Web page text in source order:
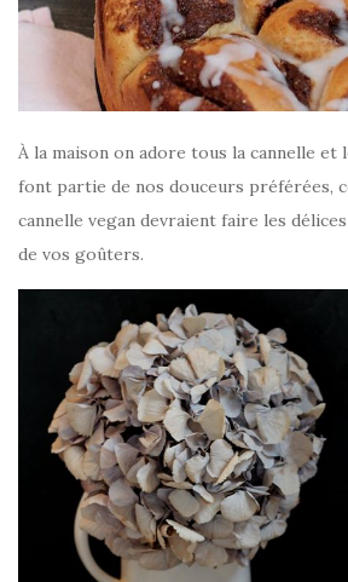
À la maison on adore tous la cannelle et
font partie de nos douceurs préférées,
cannelle vegan devraient faire les
de vos goûters.